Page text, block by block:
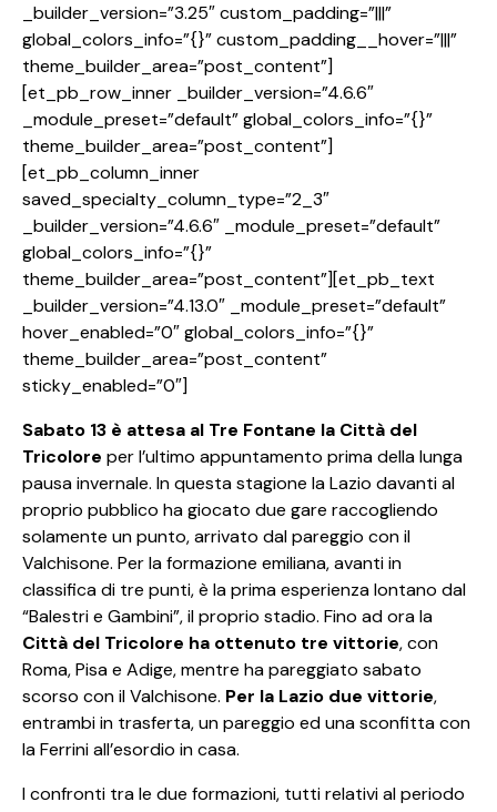
_builder_version=”3.25″ custom_padding=”|||”
global_colors_info=”{}” custom_padding__hover=”|||”
theme_builder_area=”post_content”]
[et_pb_row_inner _builder_version=”4.6.6″
_module_preset=”default” global_colors_info=”{}”
theme_builder_area=”post_content”]
[et_pb_column_inner
saved_specialty_column_type=”2_3″
_builder_version=”4.6.6″ _module_preset=”default”
global_colors_info=”{}”
theme_builder_area=”post_content”][et_pb_text
_builder_version=”4.13.0″ _module_preset=”default”
hover_enabled=”0″ global_colors_info=”{}”
theme_builder_area=”post_content”
sticky_enabled=”0″]
Sabato 13 è attesa al Tre Fontane la Città del
Tricolore per l’ultimo appuntamento prima della lunga
pausa invernale. In questa stagione la Lazio davanti al
proprio pubblico ha giocato due gare raccogliendo
solamente un punto, arrivato dal pareggio con il
Valchisone. Per la formazione emiliana, avanti in
classifica di tre punti, è la prima esperienza lontano dal
“Balestri e Gambini”, il proprio stadio. Fino ad ora la
Città del Tricolore ha ottenuto tre vittorie, con
Roma, Pisa e Adige, mentre ha pareggiato sabato
scorso con il Valchisone. Per la Lazio due vittorie,
entrambi in trasferta, un pareggio ed una sconfitta con
la Ferrini all’esordio in casa.
I confronti tra le due formazioni, tutti relativi al periodo